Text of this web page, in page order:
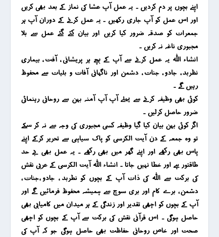
اپنے بچوں پر دم کردیں ۔ یہ عمل آپ عشا کی نماز کے بعد بھی کریں
اور اس عمل کو آپ جاری رکھیں ۔ یہ عمل کرنے کے دوران آپ ہر
جمعرات کو صدقہ ضرور کیا کریں اور بیان کئے گئے عمل سے بلا
مجبوری ناغہ نہ کریں ۔
انشاء اللہ یہ عمل کرنے سے آپ کے بچے ہر پریشانی ، آفت ، بیماری،
نظربد ، جادو ، جنات ، دشمن اور ناگہانی آفات و بلیات سے محفوظ
رہیں گے ۔
کوئی بھی وظیفہ کرنے سے پہلے آپ آپ آمنہ بہن سے روحانی رہنمائی
ضرور حاصل کرلیں ۔
اگر کوئی بہن بیان کیا گیا وظیفہ کسی مجبوری کی وجہ سے نہ کر سکے
تو وہ جمعہ کے دن آیت الکرسی کو پاک سیاہی سے تحریر کرکے اپنے
پاس بھی رکھے اور اپنے گھر میں بھی رکھے ۔ یہ عمل بھی بے حد
طاقتور ہے اور خطا نہیں جاتا ۔ انشاء اللہ آیت الکرسی کے عربی نقش
کی برکت سے اللہ کی ذات آپ کے بچوں کو نطربد ، جادو ،جنات ،
دشمن ، برے کام اور بری سوچ سے ہمیشہ محفوظ فرمائیں گے اور
آپ کے بچوں کو اچھی تقدیر اور زندگی کے ہر میدان میں کامیابی بھی
حاصل ہوگی ۔ اس قرآنی نقش کی برکت سے آپ کے بچوں کو اچھی
صحت اور خاص روحانی حفاظت بھی حاصل ہوگی جو کہ آپ کی